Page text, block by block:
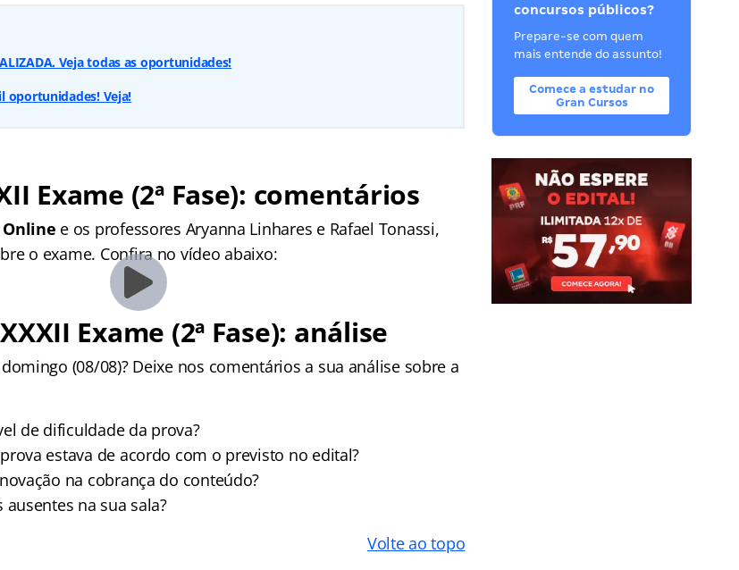
Veja todas as oportunidades!
oportunidades! Veja!
Exame (2ª Fase): comentários
Online e os professores Aryanna Linhares e Rafael Tonassi,
o exame. Confira no vídeo abaixo:
Exame (2ª Fase): análise
(08/08)? Deixe nos comentários a sua análise sobre a
de dificuldade da prova?
estava de acordo com o previsto no edital?
na cobrança do conteúdo?
na sua sala?
Volte ao topo
concursos públicos?
Prepare-se com quem
mais entende do assunto!
Comece a estudar no
Gran Cursos